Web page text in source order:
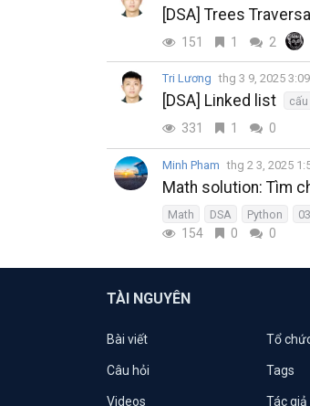
[DSA] Trees Traversal
151 1 2
Tri Lương thg 3 9, 2025
[DSA] Linked list
331 1 0
Minh Pham thg 2 3, 2025
Math solution: Tìm
Math DSA Python
154 0 0
TÀI NGUYÊN
Bài viết Tổ
Câu hỏi Tags
Videos Tác giả